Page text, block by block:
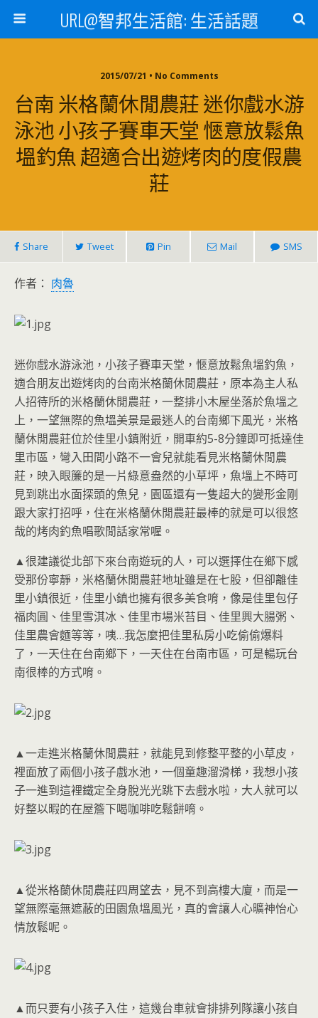
URL@智邦生活館: 生活話題
2015/07/21 • No Comments
台南 米格蘭休閒農莊 迷你戲水游
泳池 小孩子賽車天堂 愜意放鬆魚
塭釣魚 超適合出遊烤肉的度假農
莊
Share Tweet Pin Mail SMS
作者： 肉魯
迷你戲水游泳池，小孩子賽車天堂，愜意放鬆魚塭釣魚，
適合朋友出遊烤肉的台南米格蘭休閒農莊，原本為主人私
人招待所的米格蘭休閒農莊，一整排小木屋坐落於魚塭之
上，一望無際的魚塭美景是最迷人的台南鄉下風光，米格
蘭休閒農莊位於佳里小鎮附近，開車約5-8分鐘即可抵達佳
里市區，彎入田間小路不一會兒就能看見米格蘭休閒農
莊，映入眼簾的是一片綠意盎然的小草坪，魚塭上不時可
見到跳出水面探頭的魚兒，園區還有一隻超大的變形金剛
跟大家打招呼，住在米格蘭休閒農莊最棒的就是可以很悠
哉的烤肉釣魚唱歌閒話家常喔。
▲很建議從北部下來台南遊玩的人，可以選擇住在鄉下感
受那份寧靜，米格蘭休閒農莊地址雖是在七股，但卻離佳
里小鎮很近，佳里小鎮也擁有很多美食唷，像是佳里包仔
福肉圓、佳里雪淇冰、佳里市場米苔目、佳里興大腸粥、
佳里農會麵等等，咦…我怎麼把佳里私房小吃偷偷爆料
了，一天住在台南鄉下，一天住在台南市區，可是暢玩台
南很棒的方式唷。
▲一走進米格蘭休閒農莊，就能見到修整平整的小草皮，
裡面放了兩個小孩子戲水池，一個童趣溜滑梯，我想小孩
子一進到這裡鐵定全身脫光光跳下去戲水啦，大人就可以
好整以暇的在屋簷下喝咖啡吃鬆餅唷。
▲從米格蘭休閒農莊四周望去，見不到高樓大廈，而是一
望無際毫無遮蔽的田園魚塭風光，真的會讓人心曠神怡心
情放鬆呢。
▲而只要有小孩子入住，這幾台車就會排排列隊讓小孩自